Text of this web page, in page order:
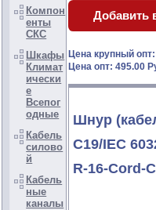
Компон
енты
СКС
Шкафы
Климат
ически
е
Всепог
одные
Кабель
силово
й
Кабель
ные
каналы
Цена крупный
Цена опт: 495.00
Шнур
C19/IEC
R-16-Cord-